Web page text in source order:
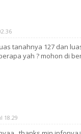
tanahnya 127 dan
yah ? mohon di
18.29